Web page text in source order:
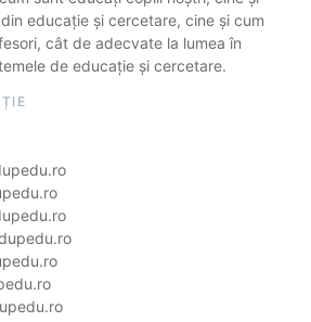
educație și cercetare, cine și cum
cât de adecvate la lumea în
de educație și cercetare.